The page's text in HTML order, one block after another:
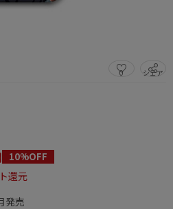
0 シェア
10%OFF
還元
発売